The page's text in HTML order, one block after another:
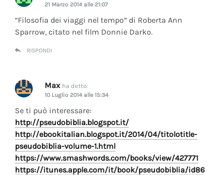
21 Marzo 2014 alle 21:07
“Filosofia dei viaggi nel tempo” di Roberta Ann
Sparrow, citato nel film Donnie Darko.
RISPONDI
Max ha detto:
10 Luglio 2014 alle 15:34
Se ti può interessare:
http://pseudobiblia.blogspot.it/
http://ebookitalian.blogspot.it/2014/04/titolotitle-
pseudobiblia-volume-1.html
https://www.smashwords.com/books/view/427771
https://itunes.apple.com/it/book/pseudobiblia/id86